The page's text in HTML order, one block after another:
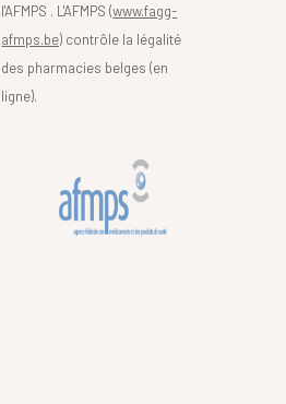
l'AFMPS . L'AFMPS (www.fagg-
afmps.be) contrôle la légalité
des pharmacies belges (en
ligne).